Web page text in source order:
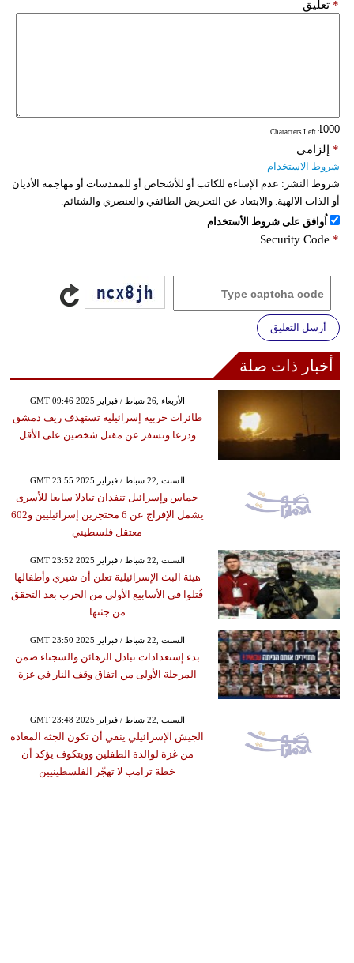
تعليق *
: Characters Left
إلزامي *
شروط الاستخدام
شروط النشر: عدم الإساءة للكاتب أو للأشخاص أو للمقدسات أو مهاجمة الأديان
أو الذات الالهية. والابتعاد عن التحريض الطائفي والعنصري والشتائم.
اُوافق على شروط الأستخدام
Security Code *
أرسل التعليق
أخبار ذات صلة
GMT 09:46 2025 الأربعاء ,26 شباط / فبراير
طائرات حربية إسرائيلية تستهدف ريف دمشق
ودرعا وتسفر عن مقتل شخصين على الأقل
GMT 23:55 2025 السبت ,22 شباط / فبراير
حماس وإسرائيل تنفذان تبادلا سابعا للأسرى
يشمل الإفراج عن 6 محتجزين إسرائيليين و602
معتقل فلسطيني
GMT 23:52 2025 السبت ,22 شباط / فبراير
هيئة البث الإسرائيلية تعلن أن شيري وأطفالها
قُتلوا في الأسابيع الأولى من الحرب بعد التحقق
من جثتها
GMT 23:50 2025 السبت ,22 شباط / فبراير
بدء إستعدادات تبادل الرهائن والسجناء ضمن
المرحلة الأولى من اتفاق وقف النار في غزة
GMT 23:48 2025 السبت ,22 شباط / فبراير
الجيش الإسرائيلي ينفي أن تكون الجثة المعادة
من غزة لوالدة الطفلين وويتكوف يؤكد أن
خطة ترامب لا تهجّر الفلسطينيين